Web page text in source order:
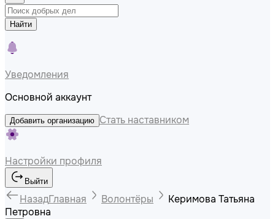
Найти
Уведомления
Основной аккаунт
Добавить организацию Стать наставником
Настройки профиля
Выйти
НазадГлавная Волонтёры
Керимова Татьяна
Петровна